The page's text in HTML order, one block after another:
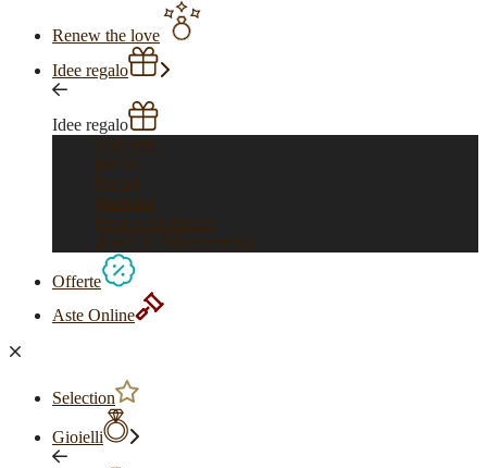
Renew the love
Idee regalo
Idee regalo
Vedi tutti
Per lui
Per lei
Bambini
Feste e ricorrenze
Anelli di fidanzamento
Offerte
Aste Online
Selection
Gioielli